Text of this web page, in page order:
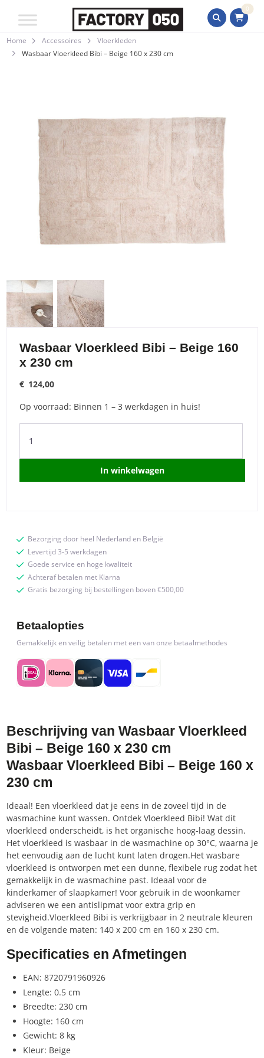
0
Home Accessoires
Vloerkleden
Wasbaar Vloerkleed Bibi – Beige 160 x 230 cm
Wasbaar Vloerkleed Bibi – Beige 160
x 230 cm
€ 124,00
Op voorraad: Binnen 1 – 3 werkdagen in huis!
Vloerkleed
quantity
In winkelwagen
Bezorging door heel Nederland en België
Levertijd 3-5 werkdagen
Goede service en hoge kwaliteit
Achteraf betalen met Klarna
Gratis bezorging bij bestellingen boven €500,00
Betaalopties
Gemakkelijk en veilig betalen met een van onze betaalmethodes
Beschrijving van Wasbaar Vloerkleed
Bibi – Beige 160 x 230 cm
Wasbaar Vloerkleed Bibi – Beige 160 x
230 cm
Ideaal! Een vloerkleed dat je eens in de zoveel tijd in de
wasmachine kunt wassen. Ontdek Vloerkleed Bibi! Wat dit
vloerkleed onderscheidt, is het organische hoog-laag dessin.
Het vloerkleed is wasbaar in de wasmachine op 30°C, waarna je
het eenvoudig aan de lucht kunt laten drogen.Het wasbare
vloerkleed is ontworpen met een dunne, flexibele rug zodat het
gemakkelijk in de wasmachine past. Ideaal voor de
kinderkamer of slaapkamer! Voor gebruik in de woonkamer
adviseren we een antislipmat voor extra grip en
stevigheid.Vloerkleed Bibi is verkrijgbaar in 2 neutrale kleuren
en de volgende maten: 140 x 200 cm en 160 x 230 cm.
Specificaties en Afmetingen
EAN: 8720791960926
Lengte: 0.5 cm
Breedte: 230 cm
Hoogte: 160 cm
Gewicht: 8 kg
Kleur: Beige